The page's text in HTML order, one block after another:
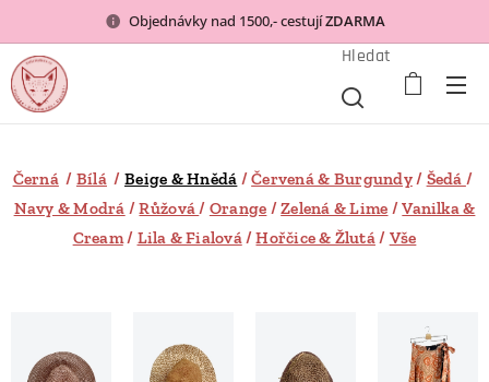
Objednávky nad 1500,- cestujíZDARMA
Hledat
Černá/ Bílá/Beige & Hnědá /Červená & Burgundy/ Šedá /
Navy & Modrá /Růžová/ Orange /Zelená & Lime /Vanilka &
Cream/ Lila & Fialová/Hořčice & Žlutá/ Vše